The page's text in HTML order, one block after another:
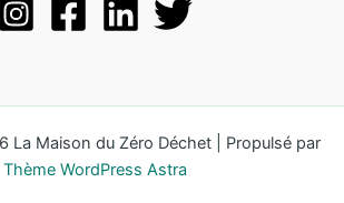
La Maison du Zéro Déchet | Propulsé par
Thème WordPress Astra